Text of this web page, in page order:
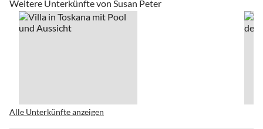
Weitere Unterkünfte von Susan Peter
Alle Unterkünfte anzeigen